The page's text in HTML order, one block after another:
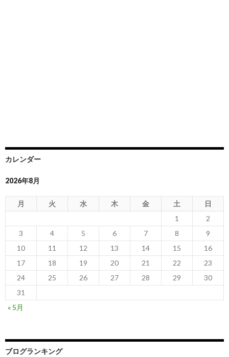
カレンダー
2026年8月
月 火 水 木 金 土
日
1
2
3
4 5 6 7 8
9
10
11 12 13 14 15
16
17
18 19 20 21 22
23
24
25 26 27 28 29
30
31
« 5月
ブログランキング